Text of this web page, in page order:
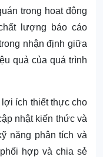
trong hoạt động
lượng báo cáo
nhận định giữa
quả của quá trình
ích thiết thực cho
nhật kiến thức và
năng phân tích và
hợp và chia sẻ